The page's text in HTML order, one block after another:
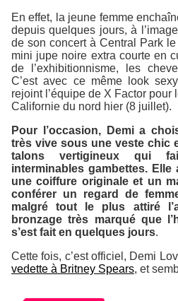
En effet, la jeune femme
depuis quelques jours, à
de son concert à Central Park
mini jupe noire extra courte en
de l’exhibitionnisme, les
C’est avec ce même look
rejoint l’équipe de X Factor pour
Californie du nord hier (8 juillet).
Pour l’occasion, Demi a
très vive sous une veste chic
talons vertigineux qui
interminables gambettes.
une coiffure originale et un
conférer un regard de
malgré tout le plus attiré
bronzage très marqué que
s’est fait en quelques jours.
Cette fois, c’est officiel, Demi
vedette à Britney Spears, et